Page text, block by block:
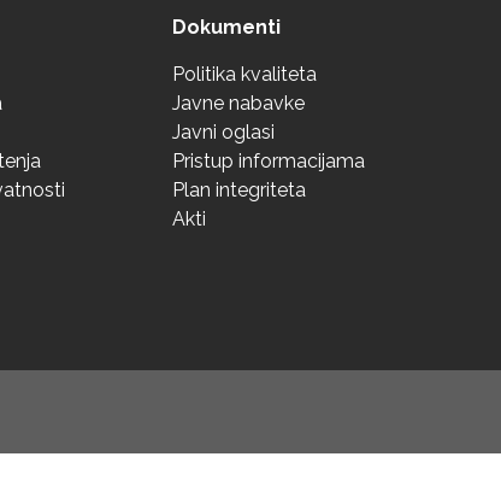
Dokumenti
Politika kvaliteta
Javne nabavke
Javni oglasi
Pristup informacijama
Plan integriteta
Akti